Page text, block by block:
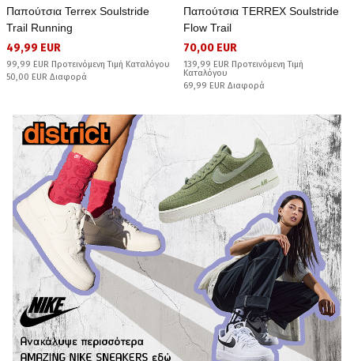
Παπούτσια Terrex Soulstride
Trail Running
49,99 EUR
99,99 EUR Προτεινόμενη Τιμή Καταλόγου
50,00 EUR Διαφορά
Παπούτσια TERREX Soulstride
Flow Trail
70,00 EUR
139,99 EUR Προτεινόμενη Τιμή
Καταλόγου
69,99 EUR Διαφορά